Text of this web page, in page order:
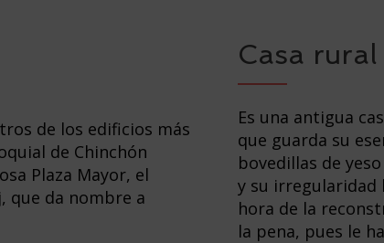
de los edificios más
de Chinchón
Plaza Mayor, el
que da nombre a
Casa
Es una antigua
que guarda su
bovedillas de
y su irregularidad
hora de la
la pena, pues le